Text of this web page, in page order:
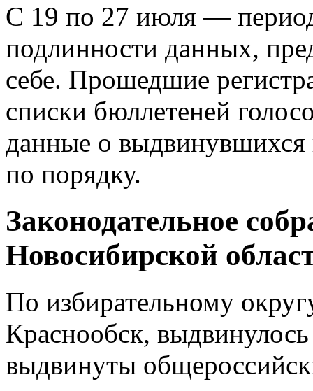
С 19 по 27 июля —
подлинности данных,
себе. Прошедшие
списки бюллетеней
данные о выдвинувшихся
по порядку.
Законодательное
Новосибирской
По избирательному
Краснообск,
выдвинуты